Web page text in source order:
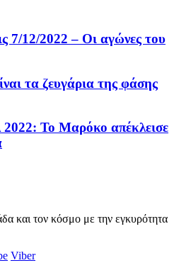
7/12/2022 – Οι αγώνες του
τα ζευγάρια της φάσης
Το Μαρόκο απέκλεισε
και τον κόσμο με την εγκυρότητα
Viber